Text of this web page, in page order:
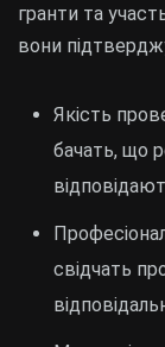
гранти та
вони
Якість
бачать, що
свідчать